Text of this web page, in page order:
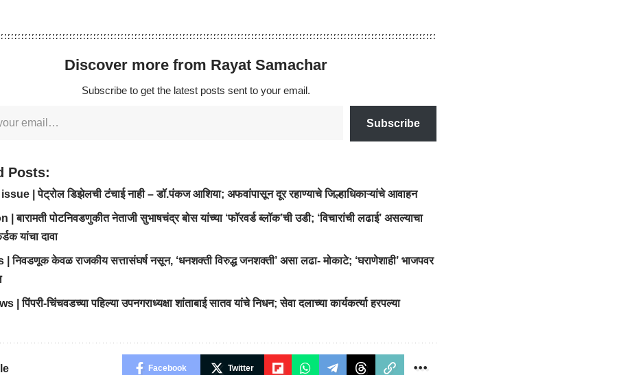
Discover more from Rayat Samachar
Subscribe to get the latest posts sent to your email.
Subscribe
Posts:
| पेट्रोल डिझेलची टंचाई नाही – डॉ.पंकज आशिया; अफवांपासून दूर रहाण्याचे जिल्हाधिकाऱ्यांचे आवाहन
| बारामती पोटनिवडणुकीत नेताजी सुभाषचंद्र बोस यांच्या ‘फॉरवर्ड ब्लॉक’ची उडी; ‘विचारांची लढाई’ असल्याचा
यांचा दावा
निवडणूक केवळ राजकीय सत्तासंघर्ष नसून, ‘धनशक्ती विरुद्ध जनशक्ती’ असा लढा- मोकाटे; ‘घराणेशाही’ भाजपवर
| पिंपरी-चिंचवडच्या पहिल्या उपनगराध्यक्षा शांताबाई सातव यांचे निधन; सेवा दलाच्या कार्यकर्त्या हरपल्या
Facebook Twitter